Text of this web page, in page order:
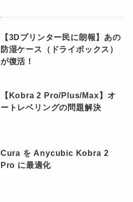
【3Dプリンター民に朗報】あの
防湿ケース（ドライボックス）
が復活！
【Kobra 2 Pro/Plus/Max】オ
ートレベリングの問題解決
Cura を Anycubic Kobra 2
Pro に最適化